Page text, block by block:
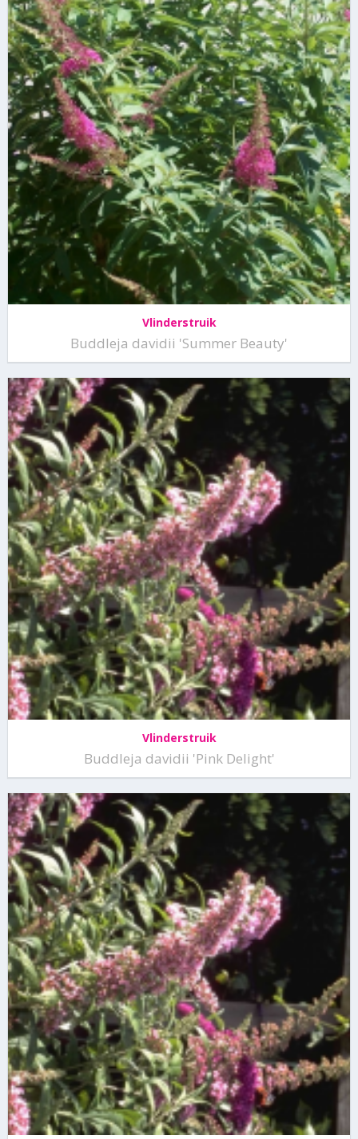
Vlinderstruik
Buddleja davidii 'Summer Beauty'
Vlinderstruik
Buddleja davidii 'Pink Delight'